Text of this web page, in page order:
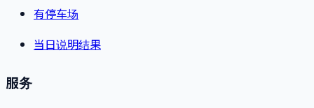
有停车场
当日说明结果
服务